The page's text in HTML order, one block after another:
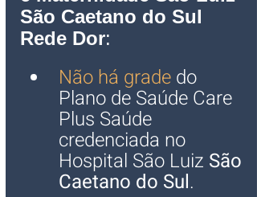
São Caetano do Sul
Rede Dor:
Não há grade do
Plano de Saúde Care
Plus Saúde
credenciada no
Hospital São Luiz São
Caetano do Sul.